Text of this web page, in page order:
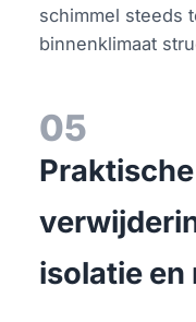
schimmel steeds
binnenklimaat
05
isolatie en